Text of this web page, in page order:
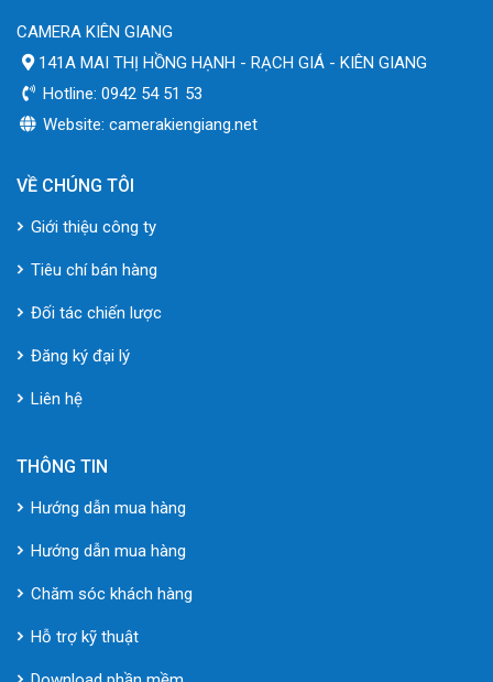
CAMERA KIÊN GIANG
141A MAI THỊ HỒNG HẠNH - RẠCH GIÁ - KIÊN GIANG
Hotline: 0942 54 51 53
Website: camerakiengiang.net
VỀ CHÚNG TÔI
Giới thiệu công ty
Tiêu chí bán hàng
Đối tác chiến lược
Đăng ký đại lý
Liên hệ
THÔNG TIN
Hướng dẫn mua hàng
Hướng dẫn mua hàng
Chăm sóc khách hàng
Hỗ trợ kỹ thuật